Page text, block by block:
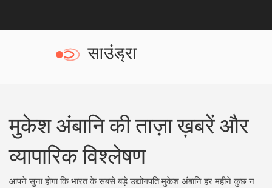
मुकेश अंबानि की ताज़ा ख़बरें और
व्यापारिक विश्लेषण
आपने सुना होगा कि भारत के सबसे बड़े उद्योगपति मुकेश अंबानि हर महीने कुछ न